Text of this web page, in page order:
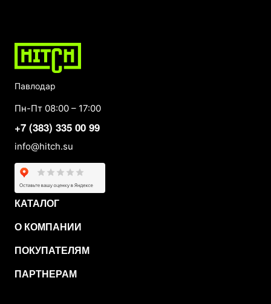
Павлодар
Пн-Пт 08:00 – 17:00
+7 (383) 335 00 99
info@hitch.su
КАТАЛОГ
О КОМПАНИИ
ПОКУПАТЕЛЯМ
ПАРТНЕРАМ